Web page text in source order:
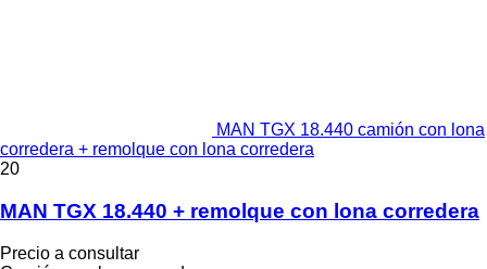
MAN TGX 18.440 camión con lona
corredera + remolque con lona corredera
20
MAN TGX 18.440 + remolque con lona corredera
Precio a consultar